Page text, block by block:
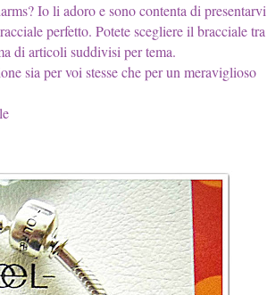
Io li adoro e sono contenta di presentarvi
perfetto. Potete scegliere il bracciale tra
di articoli suddivisi per tema.
sia per voi stesse che per un meraviglioso